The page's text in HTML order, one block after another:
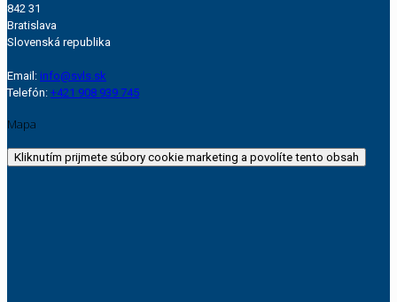
842 31
Bratislava
Slovenská republika
Email: info@svls.sk
Telefón: +421 908 939 745
Mapa
Kliknutím prijmete súbory cookie marketing a povolíte tento obsah